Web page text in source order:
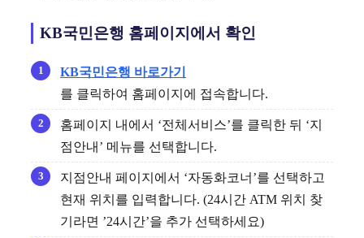
KB국민은행 홈페이지에서 확인
KB국민은행 바로가기
를 클릭하여 홈페이지에 접속합니다.
홈페이지 내에서 ‘전체서비스’를 클릭한 뒤 ‘지
점안내’ 메뉴를 선택합니다.
지점안내 페이지에서 ‘자동화코너’를 선택하고
현재 위치를 입력합니다. (24시간 ATM 위치 찾
기라면 ’24시간’을 추가 선택하세요)